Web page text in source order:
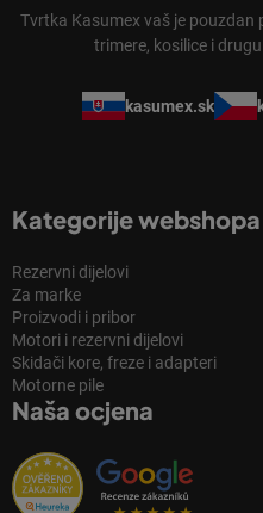
Tvrtka Kasumex vaš je pouzdan
trimere, kosilice i
kasumex.sk
Kategorije webshopa
Rezervni dijelovi
Za marke
Proizvodi i pribor
Motori i rezervni dijelovi
Skidači kore, freze i adapteri
Motorne pile
Naša ocjena